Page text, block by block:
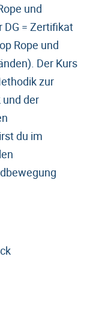
und
DG = Zertifikat
Rope und
Der Kurs
zur
der
du im